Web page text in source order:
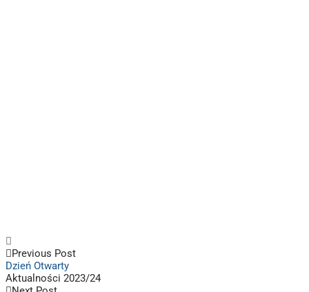
Previous Post
Dzień Otwarty
Aktualności 2023/24